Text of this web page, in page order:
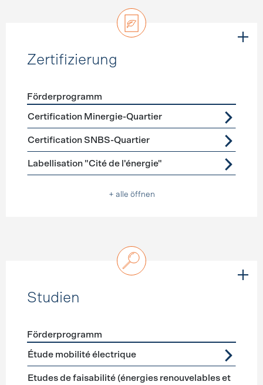
Zertifizierung
Förderprogramme Zertifizierung
Förderprogramm
Certification Minergie-Quartier
Certification SNBS-Quartier
Labellisation "Cité de l'énergie"
+ alle öffnen
Studien
Förderprogramme Studien
Förderprogramm
Étude mobilité électrique
Etudes de faisabilité (énergies renouvelables et